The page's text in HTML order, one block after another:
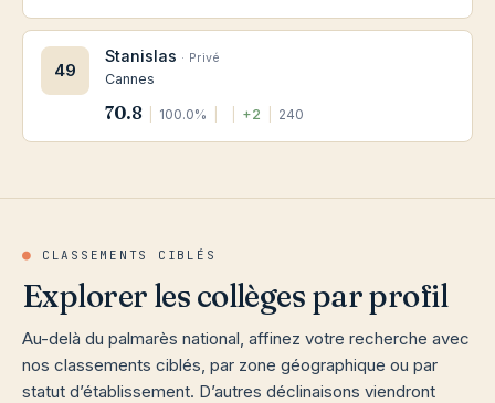
49
Stanislas · Privé
Cannes
70.8 100.0% +2 240
● CLASSEMENTS CIBLÉS
Explorer les collèges par profil
Au-delà du palmarès national, affinez votre recherche avec
nos classements ciblés, par zone géographique ou par
statut d’établissement. D’autres déclinaisons viendront